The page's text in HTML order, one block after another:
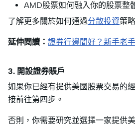
AMD股票如何融入你的股票整
了解更多關於如何通過分散投資策
延伸閱讀： 證券行邊間好？新手老
3. 開設證券賬戶
如果你已經有提供美國股票交易的
接前往第四步。
否則，你需要研究並選擇一家提供